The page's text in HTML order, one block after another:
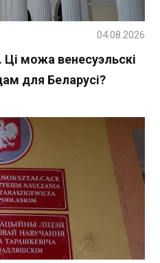
можа венесуэльскі
для Беларусі?
04.08.2026